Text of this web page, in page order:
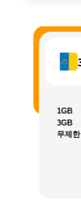
1GB
3GB
무제한